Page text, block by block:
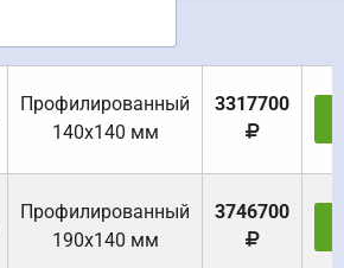
Профилированный
140х140 мм
3317700
Профилированный
190х140 мм
3746700